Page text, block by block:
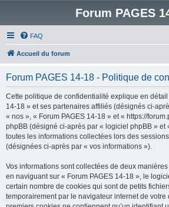
Forum PAGES
FAQ
Accueil du forum
Forum PAGES 14-18 - Politique de
Cette politique de confidentialité explique en détail
14-18 » et ses partenaires affiliés (désignés ci-
« nos », « Forum PAGES 14-18 » et « https://
phpBB (désigné ci-après par « logiciel phpBB » et
toutes les informations collectées lors des
(désignées ci-après par « vos informations »).
Vos informations sont collectées de deux
en naviguant sur « Forum PAGES 14-18 », le
certain nombre de cookies qui sont de petits
temporairement par le navigateur internet de votre